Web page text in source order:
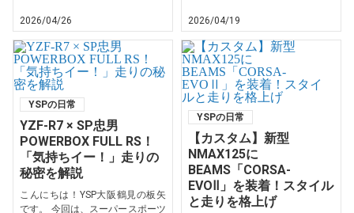
2026/04/26 2026/04/19
YSPの日常
YZF-R7 × SP忠男
POWERBOX FULL RS！
「気持ちイー！」走りの
秘密を解説
こんにちは！YSP大阪鶴見の板矢
です。 今回は、スーパースポーツ
YSPの日常
【カスタム】新型
NMAX125に
BEAMS「CORSA-
EVOⅡ」を装着！スタイル
と走りを格上げ